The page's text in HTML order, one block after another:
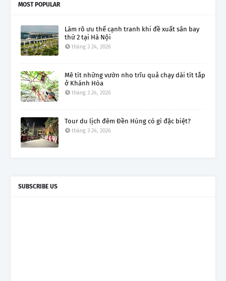
MOST POPULAR
Làm rõ ưu thế cạnh tranh khi đề xuất sân bay
thứ 2 tại Hà Nội
tháng 3 24, 2026
Mê tít những vườn nho trĩu quả chạy dài tít tắp
ở Khánh Hòa
tháng 3 24, 2026
Tour du lịch đêm Đền Hùng có gì đặc biệt?
tháng 3 24, 2026
SUBSCRIBE US